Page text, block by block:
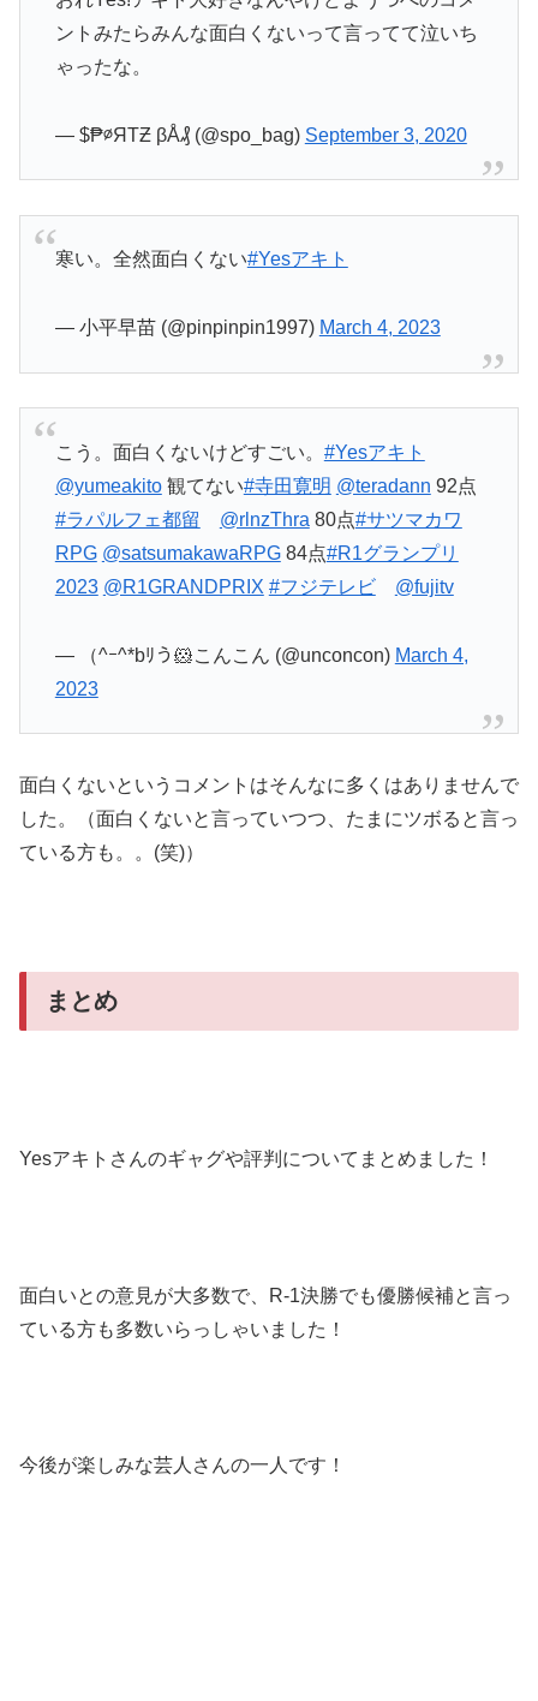
ントみたらみんな面白くないって言ってて泣いち
ゃったな。
— $₱∅ЯTƵ βÅ₰ (@spo_bag) September 3, 2020
寒い。全然面白くない#Yesアキト
— 小平早苗 (@pinpinpin1997) March 4, 2023
こう。面白くないけどすごい。 #Yesアキト
@yumeakito観てない#寺田寛明 @teradann 92点
#ラパルフェ都留
@rlnzThra 80点#サツマカワ
RPG @satsumakawaRPG84点#R1グランプリ
2023 @R1GRANDPRIX #フジテレビ @fujitv
— （^ｰ^*bﾘう🐹こんこん (@unconcon) March 4,
2023
面白くないというコメントはそんなに多くはありませんで
した。（面白くないと言っていつつ、たまにツボると言っ
ている方も。。(笑)）
まとめ
Yesアキトさんのギャグや評判についてまとめました！
面白いとの意見が大多数で、R-1決勝でも優勝候補と言っ
ている方も多数いらっしゃいました！
今後が楽しみな芸人さんの一人です！